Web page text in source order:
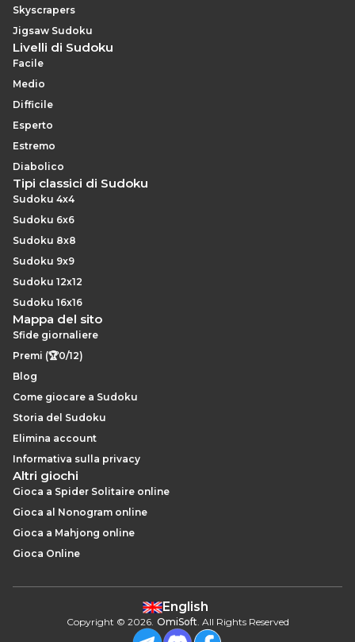
Skyscrapers
Jigsaw Sudoku
Livelli di Sudoku
Facile
Medio
Difficile
Esperto
Estremo
Diabolico
Tipi classici di Sudoku
Sudoku 4x4
Sudoku 6x6
Sudoku 8x8
Sudoku 9x9
Sudoku 12x12
Sudoku 16x16
Mappa del sito
Sfide giornaliere
Premi (🏆0/12)
Blog
Come giocare a Sudoku
Storia del Sudoku
Elimina account
Informativa sulla privacy
Altri giochi
Gioca a Spider Solitaire online
Gioca al Nonogram online
Gioca a Mahjong online
Gioca Online
English
Copyright © 2026. OmiSoft. All Rights Reserved